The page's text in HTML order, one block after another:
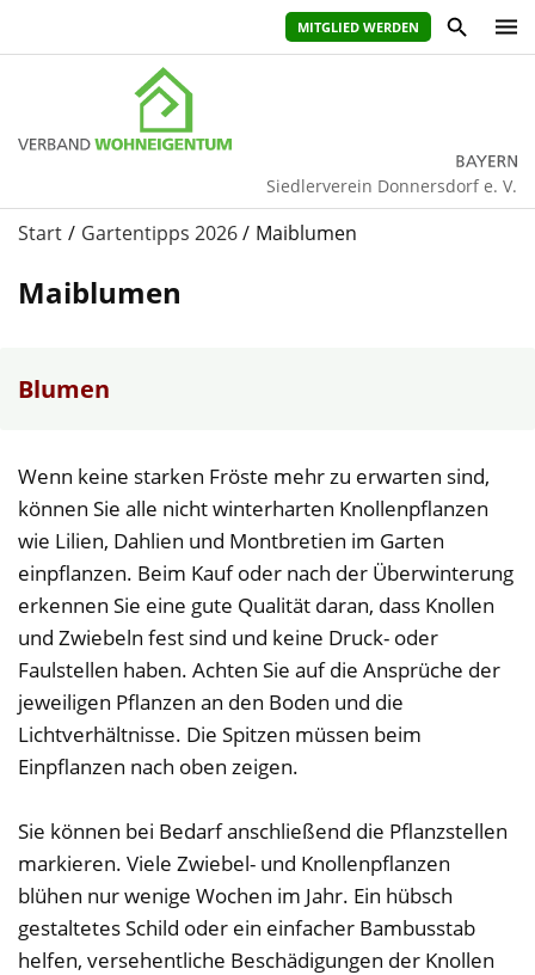
MITGLIED WERDEN
Siedlerverein Donnersdorf e. V.
Start Gartentipps 2026 Maiblumen
Maiblumen
Blumen
Wenn keine starken Fröste mehr zu erwarten sind,
können Sie alle nicht winterharten Knollenpflanzen
wie Lilien, Dahlien und Montbretien im Garten
einpflanzen. Beim Kauf oder nach der Überwinterung
erkennen Sie eine gute Qualität daran, dass Knollen
und Zwiebeln fest sind und keine Druck- oder
Faulstellen haben. Achten Sie auf die Ansprüche der
jeweiligen Pflanzen an den Boden und die
Lichtverhältnisse. Die Spitzen müssen beim
Einpflanzen nach oben zeigen.
Sie können bei Bedarf anschließend die Pflanzstellen
markieren. Viele Zwiebel- und Knollenpflanzen
blühen nur wenige Wochen im Jahr. Ein hübsch
gestaltetes Schild oder ein einfacher Bambusstab
helfen, versehentliche Beschädigungen der Knollen